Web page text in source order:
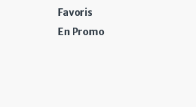
Favoris
En Promo